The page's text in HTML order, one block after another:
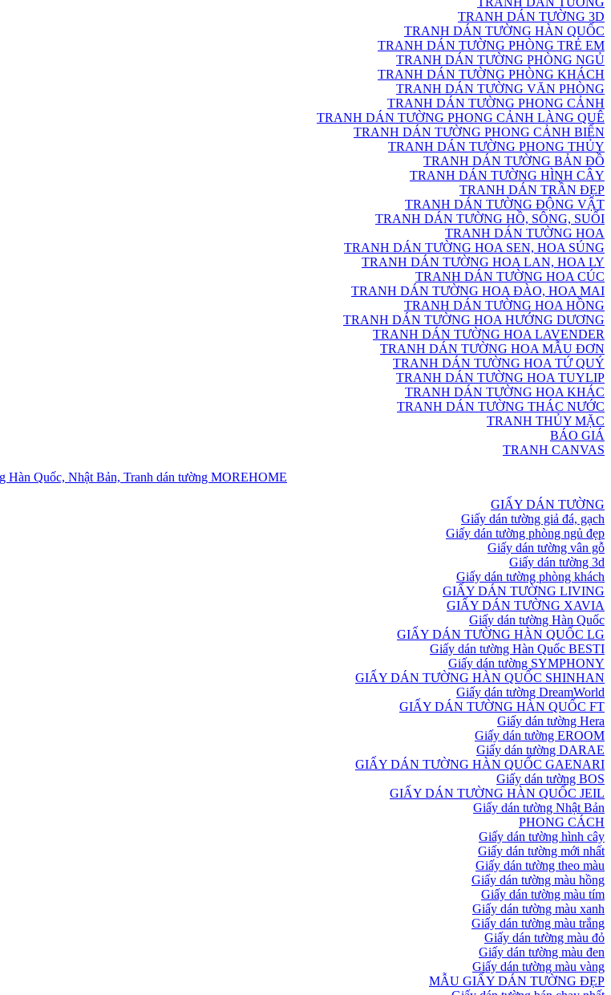
TRANH DÁN TƯỜNG 3D
TRANH DÁN TƯỜNG HÀN QUỐC
TRANH DÁN TƯỜNG PHÒNG TRẺ EM
TRANH DÁN TƯỜNG PHÒNG NGỦ
TRANH DÁN TƯỜNG PHÒNG KHÁCH
TRANH DÁN TƯỜNG VĂN PHÒNG
TRANH DÁN TƯỜNG PHONG CẢNH
TRANH DÁN TƯỜNG PHONG CẢNH LÀNG QUÊ
TRANH DÁN TƯỜNG PHONG CẢNH BIỂN
TRANH DÁN TƯỜNG PHONG THỦY
TRANH DÁN TƯỜNG BẢN ĐỒ
TRANH DÁN TƯỜNG HÌNH CÂY
TRANH DÁN TRẦN ĐẸP
TRANH DÁN TƯỜNG ĐỘNG VẬT
TRANH DÁN TƯỜNG HỒ, SÔNG, SUỐI
TRANH DÁN TƯỜNG HOA
TRANH DÁN TƯỜNG HOA SEN, HOA SÚNG
TRANH DÁN TƯỜNG HOA LAN, HOA LY
TRANH DÁN TƯỜNG HOA CÚC
TRANH DÁN TƯỜNG HOA ĐÀO, HOA MAI
TRANH DÁN TƯỜNG HOA HỒNG
TRANH DÁN TƯỜNG HOA HƯỚNG DƯƠNG
TRANH DÁN TƯỜNG HOA LAVENDER
TRANH DÁN TƯỜNG HOA MẪU ĐƠN
TRANH DÁN TƯỜNG HOA TỨ QUÝ
TRANH DÁN TƯỜNG HOA TUYLIP
TRANH DÁN TƯỜNG HOA KHÁC
TRANH DÁN TƯỜNG THÁC NƯỚC
TRANH THỦY MẶC
BÁO GIÁ
TRANH CANVAS
GIẤY DÁN TƯỜNG
Giấy dán tường giả đá, gạch
Giấy dán tường phòng ngủ đẹp
Giấy dán tường vân gỗ
Giấy dán tường 3d
Giấy dán tường phòng khách
GIẤY DÁN TƯỜNG LIVING
GIẤY DÁN TƯỜNG XAVIA
Giấy dán tường Hàn Quốc
GIẤY DÁN TƯỜNG HÀN QUỐC LG
Giấy dán tường Hàn Quốc BESTI
Giấy dán tường SYMPHONY
GIẤY DÁN TƯỜNG HÀN QUỐC SHINHAN
Giấy dán tường DreamWorld
GIẤY DÁN TƯỜNG HÀN QUỐC FT
Giấy dán tường Hera
Giấy dán tường EROOM
Giấy dán tường DARAE
GIẤY DÁN TƯỜNG HÀN QUỐC GAENARI
Giấy dán tường BOS
GIẤY DÁN TƯỜNG HÀN QUỐC JEIL
Giấy dán tường Nhật Bản
PHONG CÁCH
Giấy dán tường hình cây
Giấy dán tường mới nhất
Giấy dán tường theo màu
Giấy dán tường màu hồng
Giấy dán tường màu tím
Giấy dán tường màu xanh
Giấy dán tường màu trắng
Giấy dán tường màu đỏ
Giấy dán tường màu đen
Giấy dán tường màu vàng
MẪU GIẤY DÁN TƯỜNG ĐẸP